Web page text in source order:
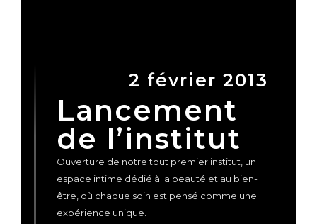
2 février 2013
Lancement
de l’institut
Ouverture de notre tout premier institut, un
espace intime dédié à la beauté et au bien-
être, où chaque soin est pensé comme une
expérience unique.